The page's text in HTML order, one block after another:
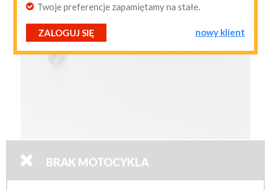
Twoje preferencje zapamiętamy na stałe.
ZALOGUJ SIĘ nowy klient
 BRAK MOTOCYKLA